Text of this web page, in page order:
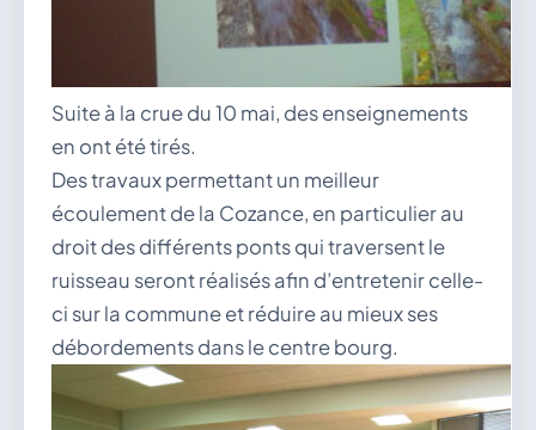
Suite à la crue du 10 mai, des enseignements
en ont été tirés.
Des travaux permettant un meilleur
écoulement de la Cozance, en particulier au
droit des différents ponts qui traversent le
ruisseau seront réalisés afin d’entretenir celle-
ci sur la commune et réduire au mieux ses
débordements dans le centre bourg.